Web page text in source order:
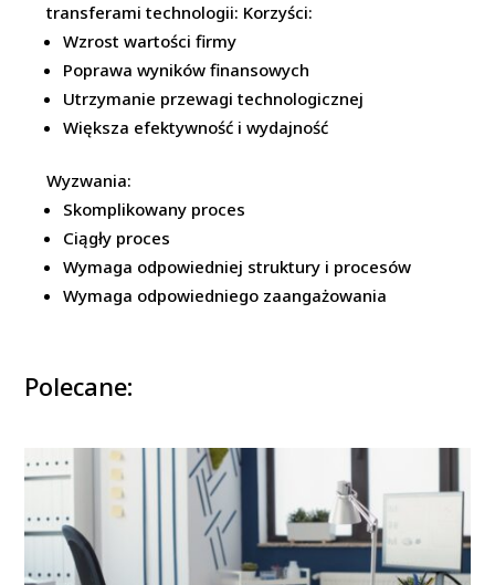
transferami technologii: Korzyści:
Wzrost wartości firmy
Poprawa wyników finansowych
Utrzymanie przewagi technologicznej
Większa efektywność i wydajność
Wyzwania:
Skomplikowany proces
Ciągły proces
Wymaga odpowiedniej struktury i procesów
Wymaga odpowiedniego zaangażowania
Polecane: